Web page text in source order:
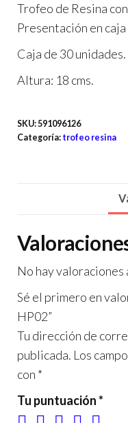
Trofeo de Resina
Presentación en
Caja de 30 unidades.
Altura: 18 cms.
SKU:591096126
Categoría: trofeo resina
No hay valoraciones
Sé el primero en
HP02”
Tu dirección de
publicada. Los
con *
Tu puntuación*